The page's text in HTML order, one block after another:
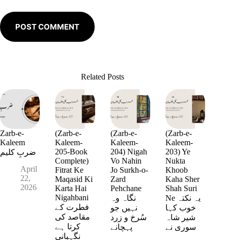
POST COMMENT
Related Posts
Zarb-e-
Kaleem
ضربِ کلیم
April
22,
2026
(Zarb-e-
Kaleem-
205-Book
Complete)
Fitrat Ke
Maqasid Ki
Karta Hai
Nigahbani
فطرت کے
مقاصد کی
کرتا ہے
نگہبانی
(Zarb-e-
Kaleem-
204) Nigah
Vo Nahin
Jo Surkh-o-
Zard
Pehchane
نگاہ وہ
نہیں جو
سُرخ و زرد
پہچانے
(Zarb-e-
Kaleem-
203) Ye
Nukta
Khoob
Kaha Sher
Shah Suri
Ne یہ نکتہ
خوب کہا
شیر شاہ
سوری نے